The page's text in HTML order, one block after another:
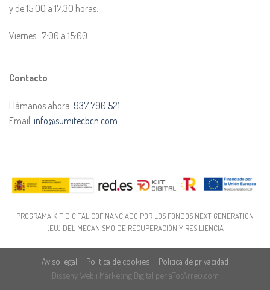
y de 15:00 a 17:30 horas.
Viernes : 7:00 a 15:00
Contacto
Llámanos ahora: 937 790 521
Email: info@sumitecbcn.com
PROGRAMA KIT DIGITAL COFINANCIADO POR LOS FONDOS NEXT GENERATION
(EU) DEL MECANISMO DE RECUPERACIÓN Y RESILIENCIA
Aviso legal Politica de cookies
Politica de privacidad
Disseny Web i Màrketing Digital per aTotArreu.com